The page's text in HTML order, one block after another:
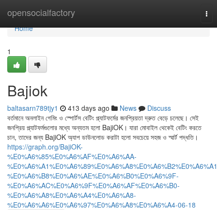
opensocialfactory
Home
Home
1
Bajiok
baltasarn789tjy1 413 days ago News
Discuss
বর্তমানে অনলাইন গেমিং ও স্পোর্টস বেটিং প্ল্যাটফর্মের জনপ্রিয়তা দ্রুত বেড়ে চলেছে। সেই
জনপ্রিয় প্ল্যাটফর্মগুলোর মধ্যে অন্যতম হলো BajiOK। যারা মোবাইল থেকেই বেটিং করতে
চান, তাদের জন্য BajiOK অ্যাপ ডাউনলোড করাটা হলো সবচেয়ে সহজ ও স্মার্ট পদ্ধতি।
https://graph.org/BajiOK-
%E0%A6%85%E0%A6%AF%E0%A6%AA-
%E0%A6%B8%E0%A6%AE%E0%A6%B0%E0%A6%9F-
%E0%A6%AC%E0%A6%9F%E0%A6%AF%E0%A6%B0-
%E0%A6%A8%E0%A6%A4%E0%A6%A8-
%E0%A6%A6%E0%A6%97%E0%A6%A8%E0%A6%A4-06-18